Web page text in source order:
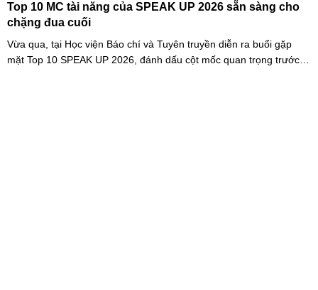
Top 10 MC tài năng của SPEAK UP 2026 sẵn sàng cho
chặng đua cuối
Vừa qua, tại Học viện Báo chí và Tuyên truyền diễn ra buổi gặp
mặt Top 10 SPEAK UP 2026, đánh dấu cột mốc quan trọng trước